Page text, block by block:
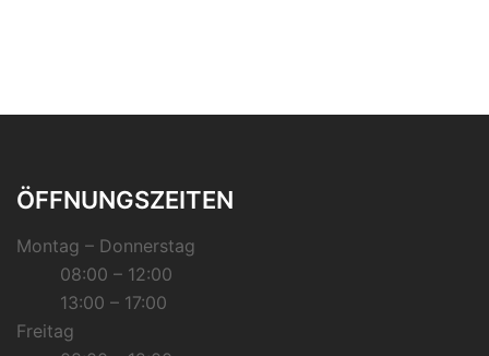
ÖFFNUNGSZEITEN
Montag – Donnerstag
08:00 – 12:00
13:00 – 17:00
Freitag